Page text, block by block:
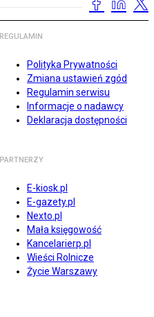
REGULAMIN
Polityka Prywatności
Zmiana ustawień zgód
Regulamin serwisu
Informacje o nadawcy
Deklaracja dostępności
PARTNERZY
E-kiosk.pl
E-gazety.pl
Nexto.pl
Mała księgowość
Kancelarierp.pl
Wieści Rolnicze
Życie Warszawy